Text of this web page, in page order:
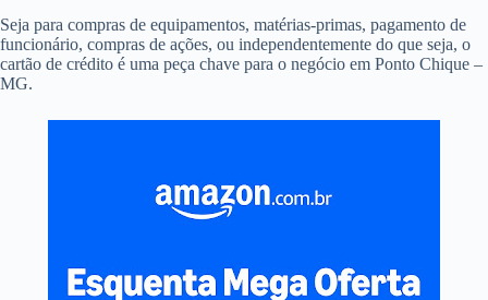
Seja para compras de equipamentos, matérias-primas, pagamento de
funcionário, compras de ações, ou independentemente do que seja, o
cartão de crédito é uma peça chave para o negócio em Ponto Chique –
MG.